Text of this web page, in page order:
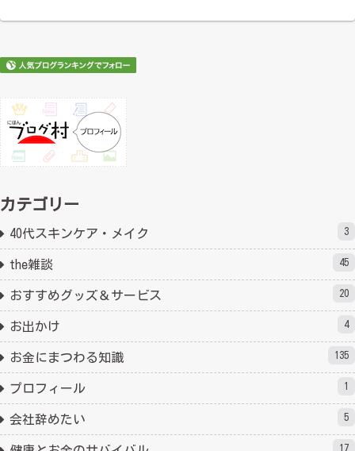
カテゴリー
40代スキンケア・メイク 3
the雑談 45
おすすめグッズ＆サービス 20
お出かけ 4
お金にまつわる知識 135
プロフィール 1
会社辞めたい 5
17